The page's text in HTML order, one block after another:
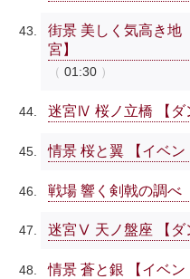
街景 美しく気高き地
宮】
01:30
迷宮Ⅳ 桜ノ立橋 【ダ
情景 桜と翼 【イベン
戦場 響く剣戟の調べ
迷宮Ⅴ 天ノ盤座 【ダ
情景 蒼と銀 【イベン